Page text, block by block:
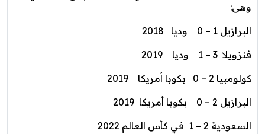
وهى:
البرازيل 1 – 0 وديا 2018
فنزويلا 3 – 1 وديا 2019
كولومبيا 2 – 0 بكوبا أمريكا 2019
البرازيل 2 – 0 بكوبا أمريكا 2019
السعودية 2 – 1 في كأس العالم 2022